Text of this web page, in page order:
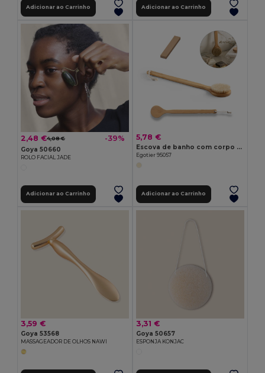
Adicionar ao Carrinho Adicionar ao Carrinho
2,48 €4,08 € -39%
Goya 50660
ROLO FACIAL JADE
Adicionar ao Carrinho
5,78 €
Escova de banho com corpo em bambu
Egotier 95057
Adicionar ao Carrinho
3,59 €
Goya 53568
MASSAGEADOR DE OLHOS NAWI
3,31 €
Goya 50657
ESPONJA KONJAC